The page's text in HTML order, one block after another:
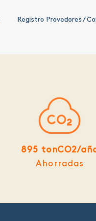
Registro Provedores /
895 tonCO2/
Ahorradas